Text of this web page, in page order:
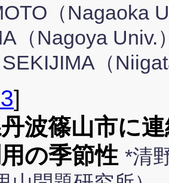
（Nagaoka
（Nagoya Univ.
（
]
波篠山市に
の季節性 *清